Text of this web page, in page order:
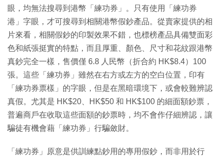
眼，均無法搜尋到港幣「練功券」。只有使用「練功券
港」字眼，才可搜尋到相關港幣假鈔產品。從賣家提供的相
片來看，相關假鈔的印製效果不錯，也標榜產品具備雙面彩
色和紙張挺實的特點，而且厚重、顏色、尺寸和花紋跟港幣
真鈔完全一樣，售價僅 6.8 人民幣（折合約 HK$8.4）100
張。這些「練功券」雖然在右方或左方的空白位置，印有
「練功券票樣」的字眼，但是在黑暗環境下，或會較難辨認
真假。尤其是 HK$20、HK$50 和 HK$100 的細面額鈔票，
普遍商戶在收取這些面額的鈔票時，均不會作仔細辨認，讓
騙徒有機會藉「練功券」行騙斂財。
「練功券」原意是供訓練點鈔用的專用假鈔，而非用於行